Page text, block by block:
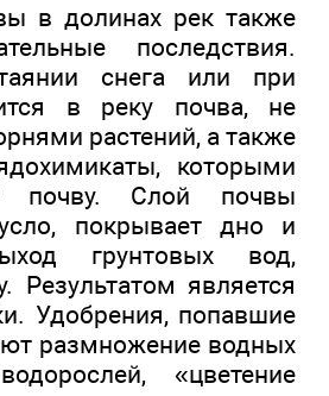
в долинах рек также
последствия.
снега или при
в реку почва, не
растений, а также
которыми
почву. Слой почвы
покрывает дно и
грунтовых вод,
Результатом является
Удобрения, попавшие
размножение водных
«цветение